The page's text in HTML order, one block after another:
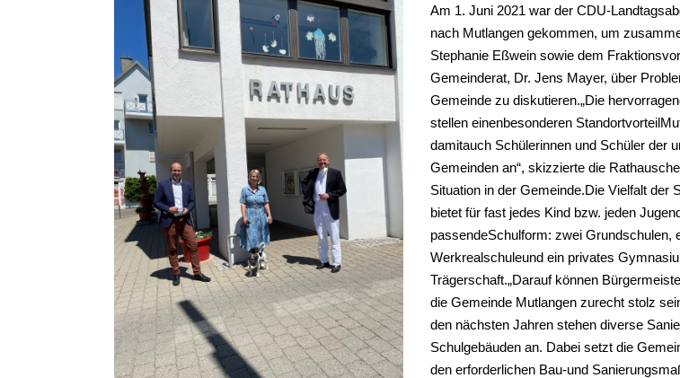
Am 1. Juni 2021 war der CDU-
nach Mutlangen gekommen, um
Stephanie Eßwein sowie dem Fraktions
Gemeinderat, Dr. Jens Mayer, über
Gemeinde zu diskutieren. Die
stellen einenbesonderen Standortvorteil
damitauch Schülerinnen und Schüler der
Gemeinden an“, skizzierte die
Situation in der Gemeinde.Die Vielfalt der
bietet für fast jedes Kind bzw. jeden
passendeSchulform: zwei Grundschulen,
Werkrealschuleund ein privates
Trägerschaft. Darauf können
die Gemeinde Mutlangen zurecht stolz
den nächsten Jahren stehen diverse
Schulgebäuden an. Dabei setzt die
den erforderlichen Bau-und